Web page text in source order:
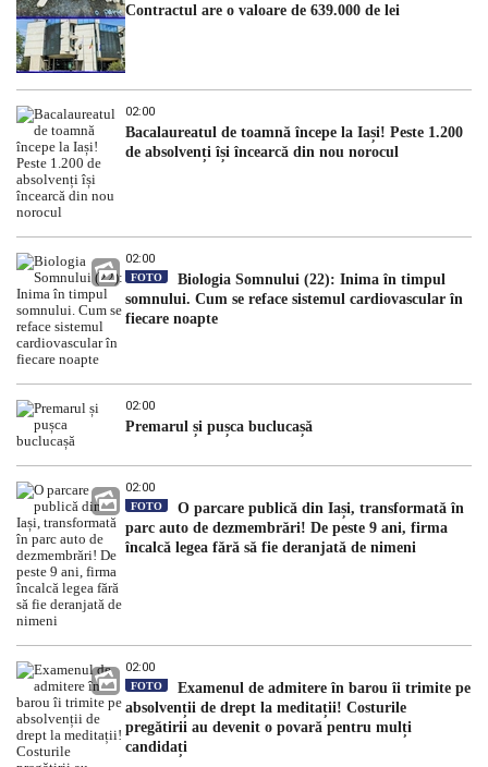
Contractul are o valoare de 639.000 de lei
02:00
Bacalaureatul de toamnă începe la Iași! Peste 1.200
de absolvenți își încearcă din nou norocul
02:00
FOTO
Biologia Somnului (22): Inima în timpul
somnului. Cum se reface sistemul cardiovascular în
fiecare noapte
02:00
Premarul și pușca buclucașă
02:00
FOTO
O parcare publică din Iași, transformată în
parc auto de dezmembrări! De peste 9 ani, firma
încalcă legea fără să fie deranjată de nimeni
02:00
FOTO
Examenul de admitere în barou îi trimite pe
absolvenții de drept la meditații! Costurile
pregătirii au devenit o povară pentru mulți
candidați